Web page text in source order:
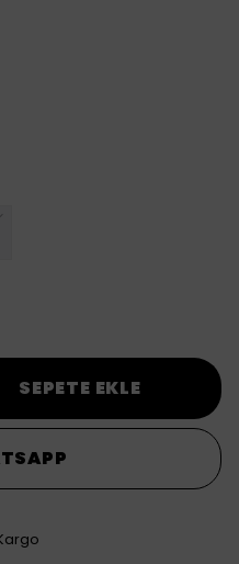
SEPETE EKLE